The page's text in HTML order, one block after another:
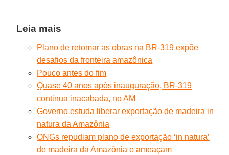
Leia mais
Plano de retomar as obras na BR-319 expõe
desafios da fronteira amazônica
Pouco antes do fim
Quase 40 anos após inauguração, BR-319
continua inacabada, no AM
Governo estuda liberar exportação de madeira in
natura da Amazônia
ONGs repudiam plano de exportação ‘in natura’
de madeira da Amazônia e ameaçam